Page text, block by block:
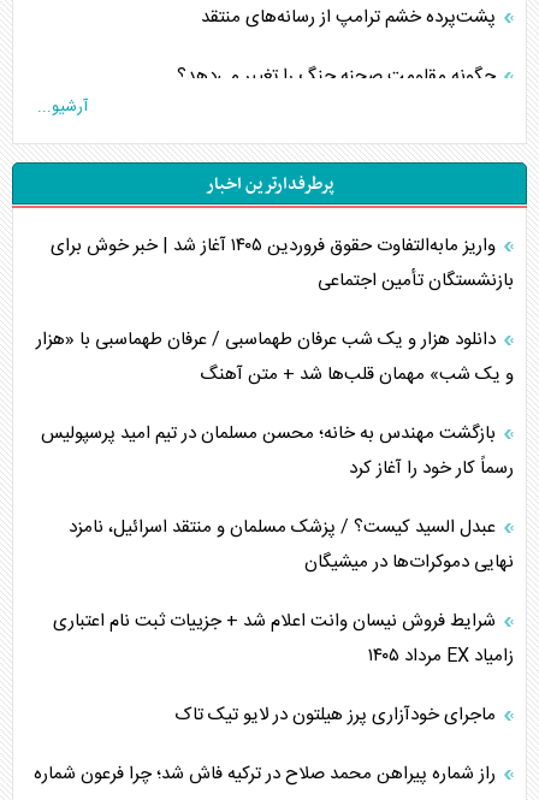
پشت‌پرده خشم ترامپ از رسانه‌های منتقد
چگونه مقاومت صحنه جنگ را تغییر می‌دهد؟
جنگ رمضان و معضل حضور نظامیان آمریکایی
تحلیل جامع پدیده تراستی‌ها
تأثیر جنگ ایران و آمریکا بر اقتصاد جهانی
اربعین، کابوس مشترک تل‌آویو-واشنگتن
برنامه هفتم توسعه در نقطه کور سیاستگذاری
اوکراین بازوی مخرب آمریکا در غرب آسیا
اهمیت راهبردی اردن برای آمریکا
پیام، ظرفیت بالفعل‌نشده تجارت ایران
همسویی عربستان با سنتکام علیه متحدان ایران
ترامپ و توهم خلع سلاح حماس
آرشیو...
پرطرفدارترین اخبار
واریز مابه‌التفاوت حقوق فروردین ۱۴۰۵ آغاز شد | خبر خوش برای
بازنشستگان تأمین اجتماعی
دانلود هزار و یک شب عرفان طهماسبی / عرفان طهماسبی با «هزار
و یک شب» مهمان قلب‌ها شد + متن آهنگ
بازگشت مهندس به خانه؛ محسن مسلمان در تیم امید پرسپولیس
رسماً کار خود را آغاز کرد
عبدل السید کیست؟ / پزشک مسلمان و منتقد اسرائیل، نامزد
نهایی دموکرات‌ها در میشیگان
شرایط فروش نیسان وانت اعلام شد + جزییات ثبت نام اعتباری
زامیاد EX مرداد ۱۴۰۵
ماجرای خودآزاری پرز هیلتون در لایو تیک تاک
راز شماره پیراهن محمد صلاح در ترکیه فاش شد؛ چرا فرعون شماره